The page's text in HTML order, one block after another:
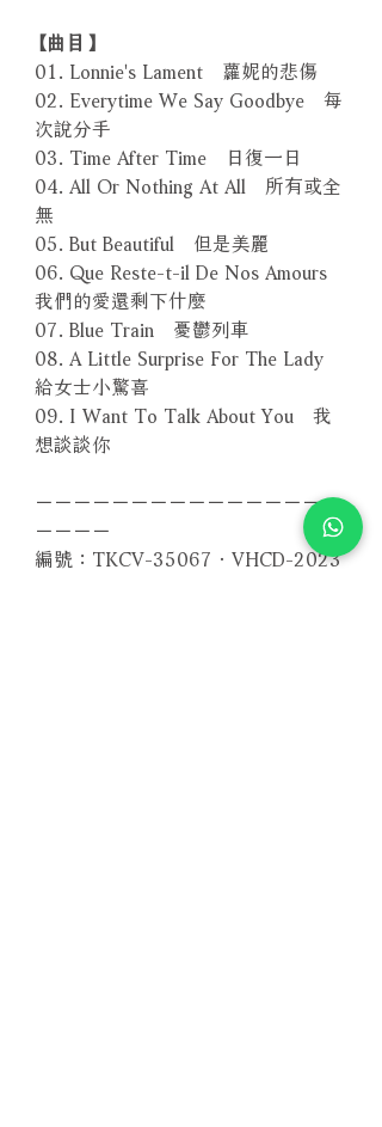
【曲目】
01. Lonnie's Lament 蘿妮的悲傷
02. Everytime We Say Goodbye 每
次說分手
03. Time After Time 日復一日
04. All Or Nothing At All 所有或全
無
05. But Beautiful 但是美麗
06. Que Reste-t-il De Nos Amours
我們的愛還剩下什麼
07. Blue Train 憂鬱列車
08. A Little Surprise For The Lady
給女士小驚喜
09. I Want To Talk About You 我
想談談你
－－－－－－－－－－－－－－－－
－－－－
編號：TKCV-35067．VHCD-2023